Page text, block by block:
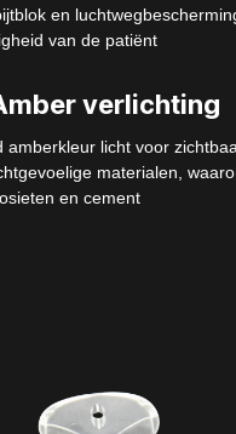
en
van de patiënt
verlichting
amberkleur licht voor
materialen,
en cement